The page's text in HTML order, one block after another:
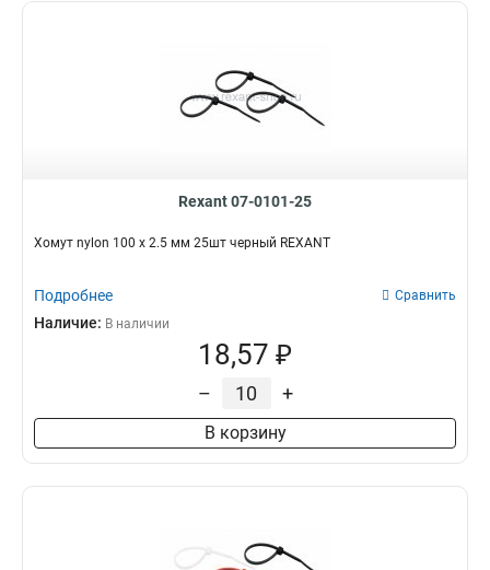
Rexant 07-0101-25
Хомут nylon 100 х 2.5 мм 25шт черный REXANT
Подробнее Сравнить
Наличие: В наличии
18,57 ₽
– +
В корзину